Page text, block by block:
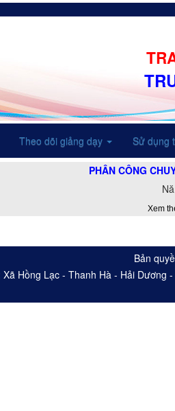
Theo dõi giảng dạy Sử dụng
PHÂN CÔNG
Xem
Bản
Hồng Lạc - Thanh Hà - Hải Dương